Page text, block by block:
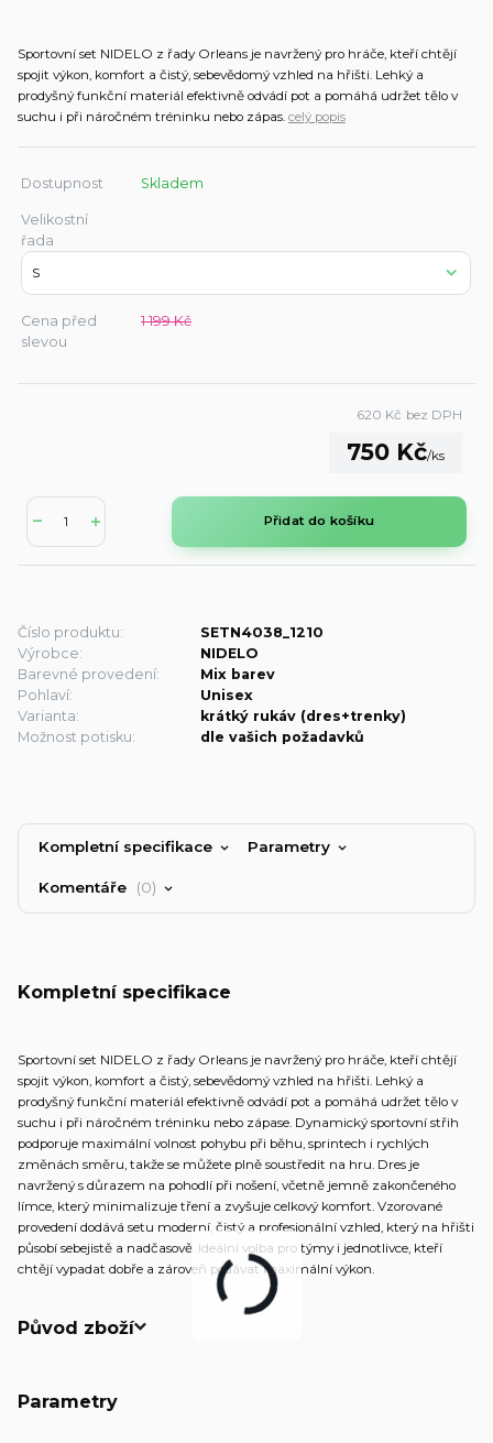
Sportovní set NIDELO z řady Orleans je navržený pro hráče, kteří chtějí
spojit výkon, komfort a čistý, sebevědomý vzhled na hřišti. Lehký a
prodyšný funkční materiál efektivně odvádí pot a pomáhá udržet tělo v
suchu i při náročném tréninku nebo zápas. celý popis
Dostupnost Skladem
Velikostní
řada
Cena před
slevou
1 199 Kč
750 Kč/ks
620 Kč bez DPH
Přidat do košíku
Číslo produktu:
SETN4038_1210
Výrobce:
NIDELO
Barevné provedení:
Mix barev
Pohlaví:
Unisex
Varianta:
krátký rukáv (dres+trenky)
Možnost potisku:
dle vašich požadavků
Kompletní specifikace Parametry
Komentáře 0
Kompletní specifikace
Sportovní set NIDELO z řady Orleans je navržený pro hráče, kteří chtějí
spojit výkon, komfort a čistý, sebevědomý vzhled na hřišti. Lehký a
prodyšný funkční materiál efektivně odvádí pot a pomáhá udržet tělo v
suchu i při náročném tréninku nebo zápase. Dynamický sportovní střih
podporuje maximální volnost pohybu při běhu, sprintech i rychlých
změnách směru, takže se můžete plně soustředit na hru. Dres je
navržený s důrazem na pohodlí při nošení, včetně jemně zakončeného
límce, který minimalizuje tření a zvyšuje celkový komfort. Vzorované
provedení dodává setu moderní, čistý a profesionální vzhled, který na hřišti
působí sebejistě a nadčasově. Ideální volba pro týmy i jednotlivce, kteří
chtějí vypadat dobře a zároveň podávat maximální výkon.
Původ zboží
Parametry